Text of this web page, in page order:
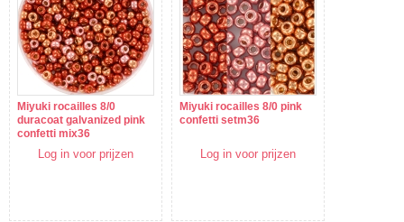
Miyuki rocailles 8/0
duracoat galvanized pink
confetti mix36
Log in voor prijzen
Miyuki rocailles 8/0 pink
confetti setm36
Log in voor prijzen